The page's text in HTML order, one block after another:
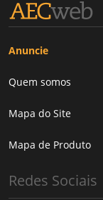
Anuncie
Quem somos
Mapa do Site
Mapa de Produto
Redes Sociais